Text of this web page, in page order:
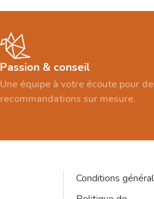
Passion & conseil
Une équipe à votre écoute pour
recommandations sur mesure.
Conditions